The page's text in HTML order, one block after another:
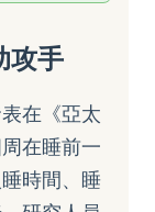
攻手
在《亞太
在睡前一
時間、睡